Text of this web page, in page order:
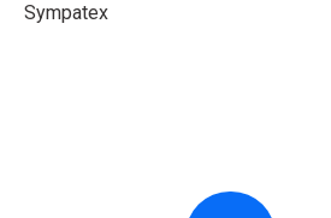
Sympatex